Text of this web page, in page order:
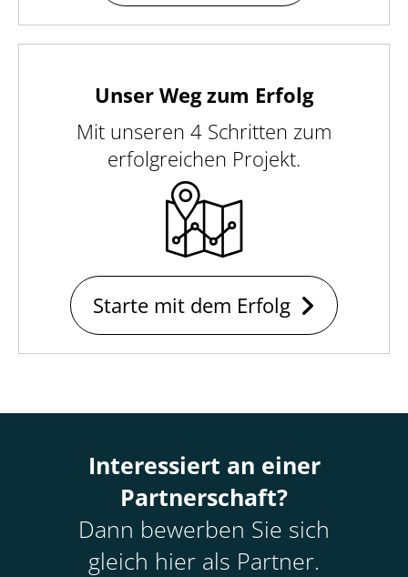
Unser Weg zum Erfolg
Mit unseren 4 Schritten zum
erfolgreichen Projekt.
Starte mit dem Erfolg
Interessiert an einer
Partnerschaft?
Dann bewerben Sie sich
gleich hier als Partner.